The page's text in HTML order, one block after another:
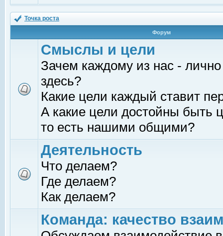
Точка роста
Форум
Смыслы и цели
Зачем каждому из нас -
здесь?
Какие цели каждый ставит
А какие цели достойны быть
то есть нашими общими?
Деятельность
Что делаем?
Где делаем?
Как делаем?
Команда: качество